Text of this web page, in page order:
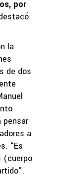
por
la
de dos
pensar
a
“Es
(cuerpo